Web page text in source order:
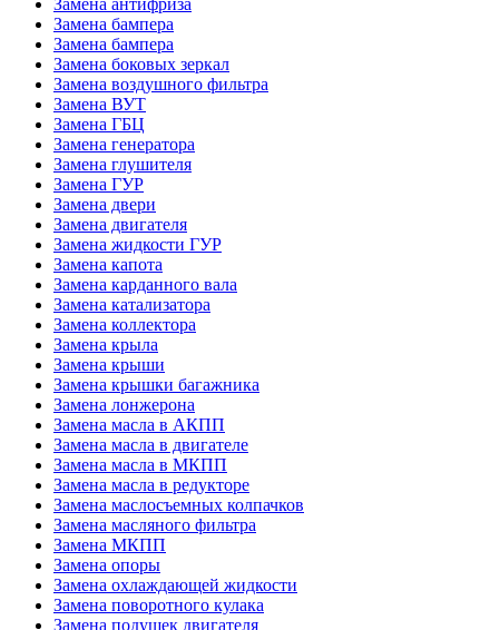
Замена антифриза
Замена бампера
Замена бампера
Замена боковых зеркал
Замена воздушного фильтра
Замена ВУТ
Замена ГБЦ
Замена генератора
Замена глушителя
Замена ГУР
Замена двери
Замена двигателя
Замена жидкости ГУР
Замена капота
Замена карданного вала
Замена катализатора
Замена коллектора
Замена крыла
Замена крыши
Замена крышки багажника
Замена лонжерона
Замена масла в АКПП
Замена масла в двигателе
Замена масла в МКПП
Замена масла в редукторе
Замена маслосъемных колпачков
Замена масляного фильтра
Замена МКПП
Замена опоры
Замена охлаждающей жидкости
Замена поворотного кулака
Замена подушек двигателя